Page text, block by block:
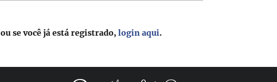
ou se você já está registrado,login aqui.